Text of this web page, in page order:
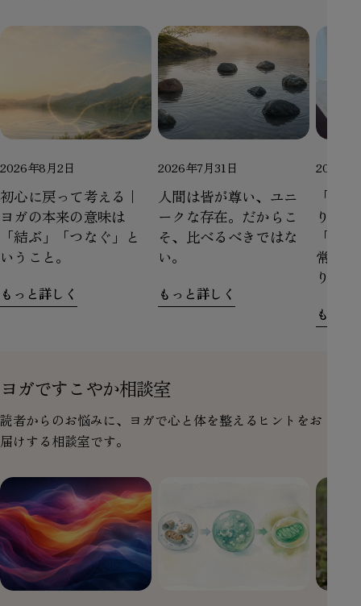
2026年8月2日
初心に戻って考える｜
ヨガの本来の意味は
「結ぶ」「つなぐ」と
いうこと。
もっと詳しく
2026年7月31日
人間は皆が尊い、ユニ
ークな存在。だからこ
そ、比べるべきではな
い。
もっと詳しく
2026年
「終
り。
「ア
常）
りま
もっと
ヨガですこやか相談室
読者からのお悩みに、ヨガで心と体を整えるヒントをお
届けする相談室です。